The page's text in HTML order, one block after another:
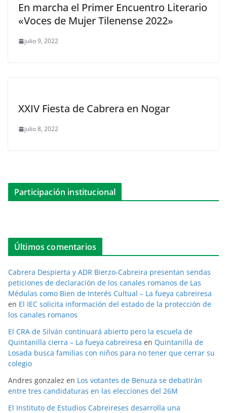
En marcha el Primer Encuentro Literario
«Voces de Mujer Tilenense 2022»
julio 9, 2022
XXIV Fiesta de Cabrera en Nogar
julio 8, 2022
Participación institucional
Últimos comentarios
Cabrera Despierta y ADR Bierzo-Cabreira presentan sendas
peticiones de declaración de los canales romanos de Las
Médulas como Bien de Interés Cultual – La fueya cabreiresa
en El IEC solicita información del estado de la protección de
los canales romanos
El CRA de Silván continuará abierto pero la escuela de
Quintanilla cierra – La fueya cabreiresa en Quintanilla de
Losada busca familias con niños para no tener que cerrar su
colegio
Andres gonzalez en Los votantes de Benuza se debatirán
entre tres candidaturas en las elecciones del 26M
El Instituto de Estudios Cabreireses desarrolla una